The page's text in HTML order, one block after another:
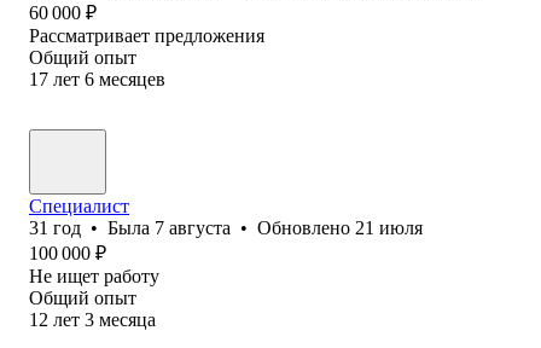
60 000 ₽
Рассматривает предложения
Общий опыт
17 лет 6 месяцев
Специалист
31 год • Была 7 августа • Обновлено 21 июля
100 000 ₽
Не ищет работу
Общий опыт
12 лет 3 месяца